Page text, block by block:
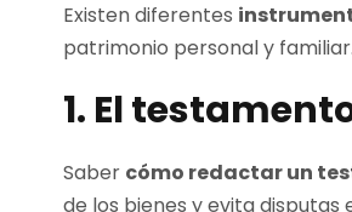
Existen diferentes
patrimonio personal y familiar.
1. El
Saber cómo redactar un
de los bienes y evita disputas